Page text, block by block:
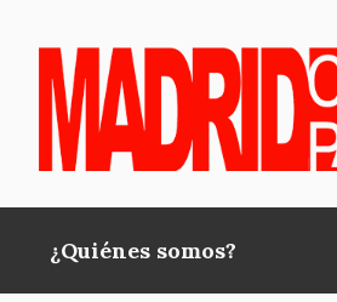
Main
¿Quiénes somos?